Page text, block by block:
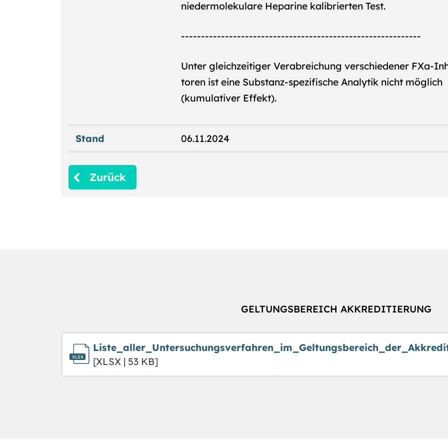
niedermolekulare Heparine kalibrierten Test.
------------------------------------------------------------
Unter gleichzeitiger Verabreichung verschiedener FXa-
toren ist eine Substanz-spezifische Analytik nicht möglich
(kumulativer Effekt).
Stand 06.11.2024
Zurück
GELTUNGSBEREICH AKKREDITIERUNG
[XLSX | 53 KB]